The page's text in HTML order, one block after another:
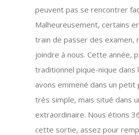
peuvent pas se rencontrer
Malheureusement, certains
train de passer des examen,
joindre à nous. Cette année,
traditionnel pique-nique dans
avons emmené dans un petit
très simple, mais situé dans
extraordinaire. Nous étions
cette sortie, assez pour